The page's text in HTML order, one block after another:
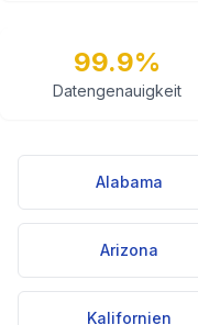
99.9%
Datengenauigkeit
Alabama
Arizona
Kalifornien